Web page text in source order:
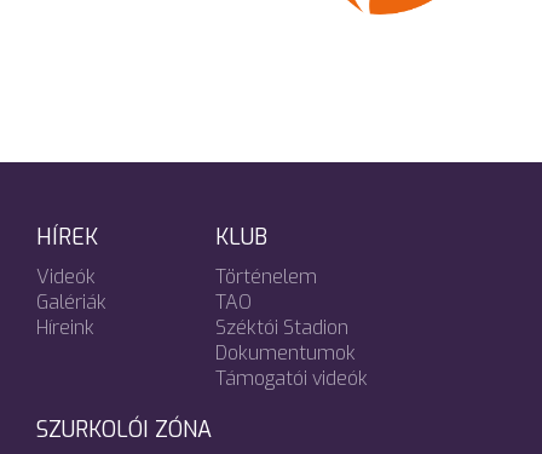
HÍREK
Videók
Galériák
Híreink
KLUB
Történelem
TAO
Széktói Stadion
Dokumentumok
Támogatói videók
SZURKOLÓI ZÓNA